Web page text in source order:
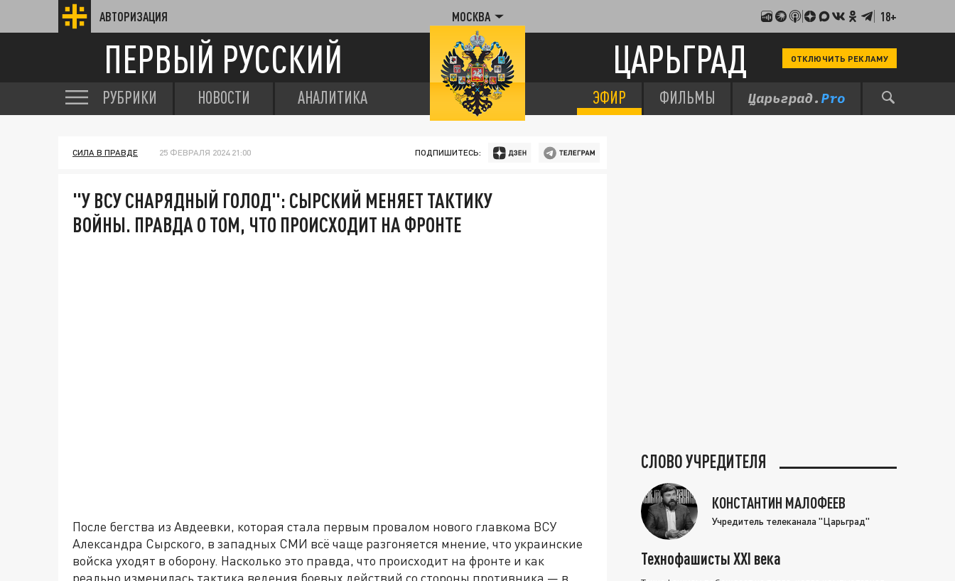
АВТОРИЗАЦИЯ МОСКВА 18+
ПЕРВЫЙ РУССКИЙ ЦАРЬГРАД ОТКЛЮЧИТЬ РЕКЛАМУ
РУБРИКИ НОВОСТИ АНАЛИТИКА ЭФИР ФИЛЬМЫ
СИЛА В ПРАВДЕ 25 ФЕВРАЛЯ 2024 21:00 ПОДПИШИТЕСЬ:
"У ВСУ СНАРЯДНЫЙ ГОЛОД": СЫРСКИЙ МЕНЯЕТ ТАКТИКУ
ВОЙНЫ. ПРАВДА О ТОМ, ЧТО ПРОИСХОДИТ НА ФРОНТЕ
После бегства из Авдеевки, которая стала первым провалом нового главкома ВСУ
Александра Сырского, в западных СМИ всё чаще разгоняется мнение, что украинские
войска уходят в оборону. Насколько это правда, что происходит на фронте и как
реально изменилась тактика ведения боевых действий со стороны противника — в
СЛОВО УЧРЕДИТЕЛЯ
КОНСТАНТИН МАЛОФЕЕВ
Учредитель телеканала "Царьград"
Технофашисты XXI века